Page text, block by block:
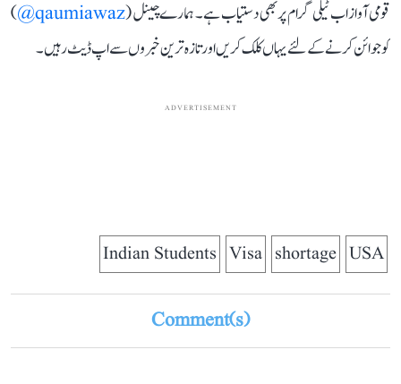
قومی آواز اب ٹیلی گرام پر بھی دستیاب ہے۔ ہمارے چینل (qaumiawaz@
)
کو جوائن کرنے کے لئے یہاں کلک کریں اور تازہ ترین خبروں سے اپ ڈیٹ رہیں۔
ADVERTISEMENT
USA
shortage
Visa
Indian Students
Comment(s)